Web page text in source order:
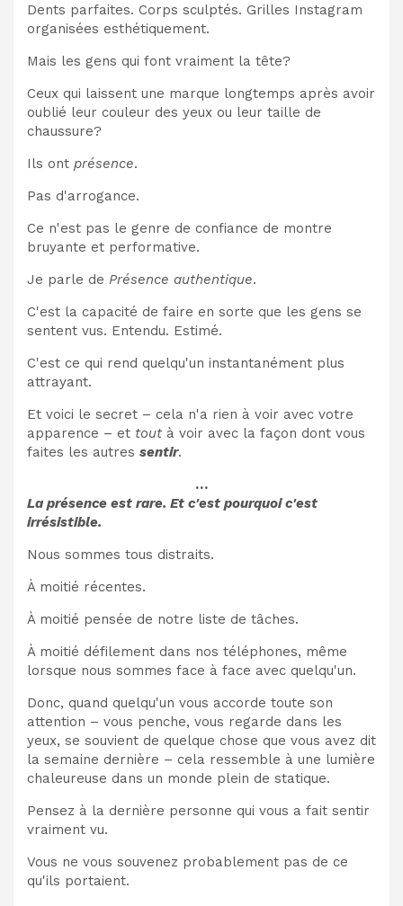
Dents parfaites. Corps sculptés. Grilles Instagram
organisées esthétiquement.
Mais les gens qui font vraiment la tête?
Ceux qui laissent une marque longtemps après avoir
oublié leur couleur des yeux ou leur taille de
chaussure?
Ils ont présence.
Pas d'arrogance.
Ce n'est pas le genre de confiance de montre
bruyante et performative.
Je parle de Présence authentique.
C'est la capacité de faire en sorte que les gens se
sentent vus. Entendu. Estimé.
C'est ce qui rend quelqu'un instantanément plus
attrayant.
Et voici le secret – cela n'a rien à voir avec votre
apparence – et toutà voir avec la façon dont vous
faites les autres sentir.
…
La présence est rare. Et c'est pourquoi c'est
irrésistible.
Nous sommes tous distraits.
À moitié récentes.
À moitié pensée de notre liste de tâches.
À moitié défilement dans nos téléphones, même
lorsque nous sommes face à face avec quelqu'un.
Donc, quand quelqu'un vous accorde toute son
attention – vous penche, vous regarde dans les
yeux, se souvient de quelque chose que vous avez dit
la semaine dernière – cela ressemble à une lumière
chaleureuse dans un monde plein de statique.
Pensez à la dernière personne qui vous a fait sentir
vraiment vu.
Vous ne vous souvenez probablement pas de ce
qu'ils portaient.